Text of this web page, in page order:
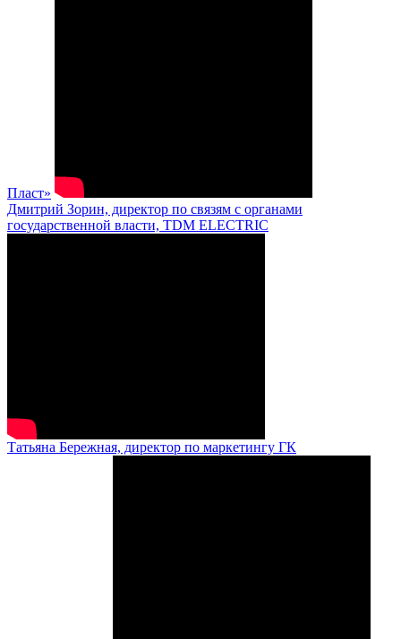
Пласт»
Дмитрий Зорин, директор по связям с органами
государственной власти, TDM ELECTRIC
Татьяна Бережная, директор по маркетингу ГК